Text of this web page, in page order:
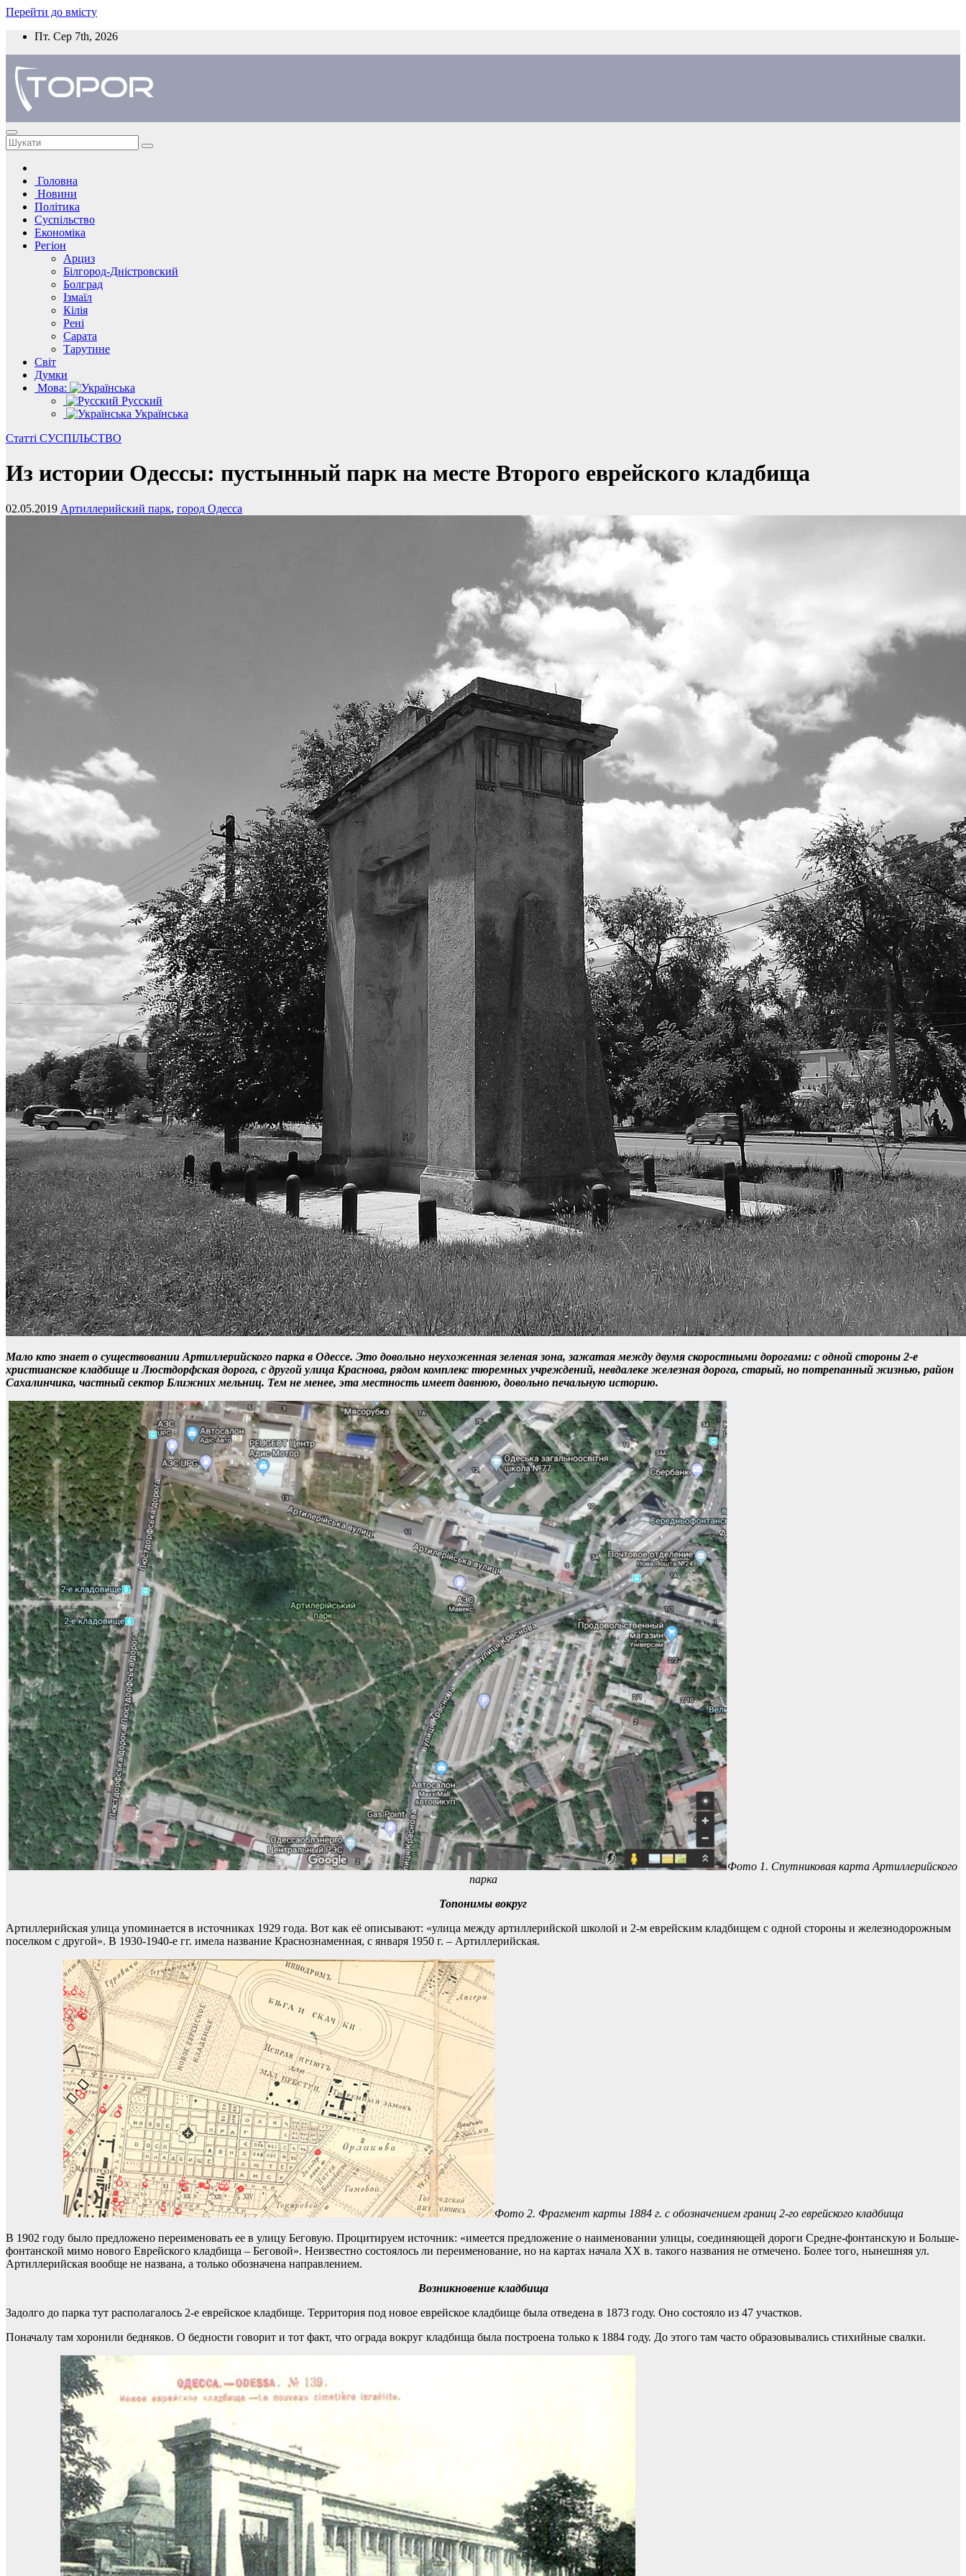
Перейти до вмісту
Пт. Сер 7th, 2026
Головна
Новини
Політика
Суспільство
Економіка
Регіон
Арциз
Білгород-Дністровский
Болград
Ізмаїл
Кілія
Рені
Сарата
Тарутине
Світ
Думки
Мова:
Русский
Українська
Статті СУСПІЛЬСТВО
Из истории Одессы: пустынный парк на месте Второго еврейского кладбища
02.05.2019 Артиллерийский парк, город Одесса
Мало кто знает о существовании Артиллерийского парка в Одессе. Это довольно неухоженная зеленая зона, зажатая между двумя скоростными дорогами: с одной стороны 2-е
христианское кладбище и Люстдорфская дорога, с другой улица Краснова, рядом комплекс тюремных учреждений, невдалеке железная дорога, старый, но потрепанный жизнью, район
Сахалинчика, частный сектор Ближних мельниц. Тем не менее, эта местность имеет давнюю, довольно печальную историю.
Фото 1. Спутниковая карта Артиллерийского
парка
Топонимы вокруг
Артиллерийская улица упоминается в источниках 1929 года. Вот как её описывают: «улица между артиллерийской школой и 2-м еврейским кладбищем с одной стороны и железнодорожным
поселком с другой». В 1930-1940-е гг. имела название Краснознаменная, с января 1950 г. – Артиллерийская.
Фото 2. Фрагмент карты 1884 г. с обозначением границ 2-го еврейского кладбища
В 1902 году было предложено переименовать ее в улицу Беговую. Процитируем источник: «имеется предложение о наименовании улицы, соединяющей дороги Средне-фонтанскую и Больше-
фонтанской мимо нового Еврейского кладбища – Беговой». Неизвестно состоялось ли переименование, но на картах начала XX в. такого названия не отмечено. Более того, нынешняя ул.
Артиллерийская вообще не названа, а только обозначена направлением.
Возникновение кладбища
Задолго до парка тут располагалось 2-е еврейское кладбище. Территория под новое еврейское кладбище была отведена в 1873 году. Оно состояло из 47 участков.
Поначалу там хоронили бедняков. О бедности говорит и тот факт, что ограда вокруг кладбища была построена только к 1884 году. До этого там часто образовывались стихийные свалки.